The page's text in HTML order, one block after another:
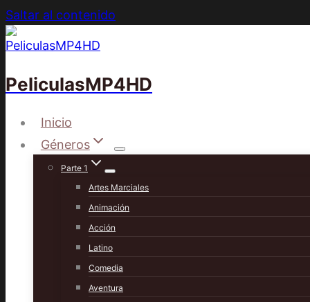
Saltar al contenido
PeliculasMP4HD
Inicio
Géneros
Parte 1
Artes Marciales
Animación
Acción
Latino
Comedia
Aventura